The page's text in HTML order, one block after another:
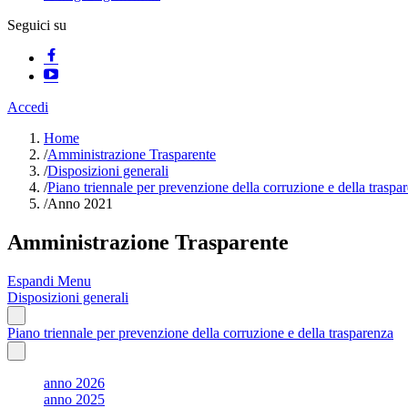
Seguici su
Accedi
Home
/Amministrazione Trasparente
/Disposizioni generali
/Piano triennale per prevenzione della corruzione e della
/Anno 2021
Amministrazione Trasparente
Espandi Menu
Disposizioni generali
Piano triennale per prevenzione della corruzione e della trasparenza
anno 2026
anno 2025